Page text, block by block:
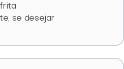
se desejar